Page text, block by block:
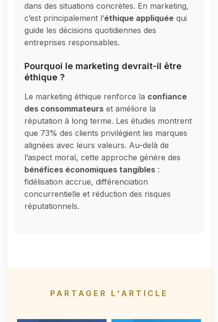
dans des situations concrètes. En marketing,
c’est principalement l’éthique appliquée qui
guide les décisions quotidiennes des
entreprises responsables.
Pourquoi le marketing devrait-il être
éthique ?
Le marketing éthique renforce la confiance
des consommateurs et améliore la
réputation à long terme. Les études montrent
que 73% des clients privilégient les marques
alignées avec leurs valeurs. Au-delà de
l’aspect moral, cette approche génère des
bénéfices économiques tangibles :
fidélisation accrue, différenciation
concurrentielle et réduction des risques
réputationnels.
PARTAGER L'ARTICLE